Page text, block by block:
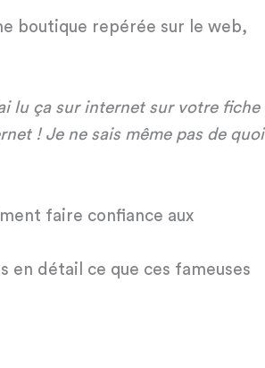
boutique repérée sur le web,
lu ça sur internet sur votre fiche
! Je ne sais même pas de quoi
faire confiance aux
en détail ce que ces fameuses